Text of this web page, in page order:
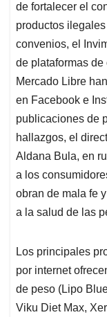
de fortalecer el
productos
convenios, el
de plataformas
Mercado Libre
en Facebook e
publicaciones de
hallazgos, el
Aldana Bula, en
a los
obran de mala fe
a la salud de las
Los principales
por internet
de peso (Lipo
Viku Diet Max,